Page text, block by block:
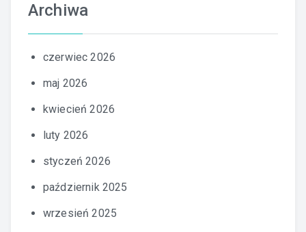
Archiwa
czerwiec 2026
maj 2026
kwiecień 2026
luty 2026
styczeń 2026
październik 2025
wrzesień 2025